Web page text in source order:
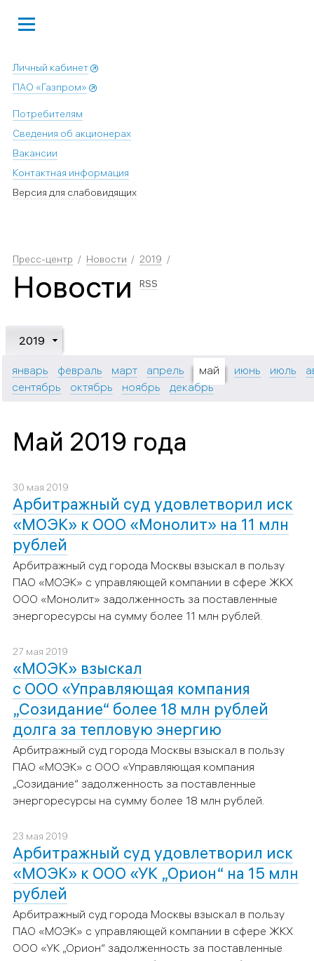
Личный кабинет
ПАО «Газпром»
Потребителям
Сведения об акционерах
Вакансии
Контактная информация
Версия для слабовидящих
Пресс-центр Новости 2019
Новости RSS
2019
январь февраль март апрель май июнь июль
сентябрь
октябрь ноябрь декабрь
Май 2019 года
30 мая 2019
Арбитражный суд удовлетворил иск
«МОЭК» к ООО «Монолит» на 11 млн
рублей
Арбитражный суд города Москвы взыскал в пользу
ПАО «МОЭК» с управляющей компании в сфере ЖКХ
ООО «Монолит» задолженность за поставленные
энергоресурсы на сумму более 11 млн рублей.
27 мая 2019
«МОЭК» взыскал
с ООО «Управляющая компания
„Созидание“ более 18 млн рублей
долга за тепловую энергию
Арбитражный суд города Москвы взыскал в пользу
ПАО «МОЭК» с ООО «Управляющая компания
„Созидание“ задолженность за поставленные
энергоресурсы на сумму более 18 млн рублей.
23 мая 2019
Арбитражный суд удовлетворил иск
«МОЭК» к ООО «УК „Орион“ на 15 млн
рублей
Арбитражный суд города Москвы взыскал в пользу
ПАО «МОЭК» с управляющей компании в сфере ЖКХ
ООО «УК „Орион“ задолженность за поставленные